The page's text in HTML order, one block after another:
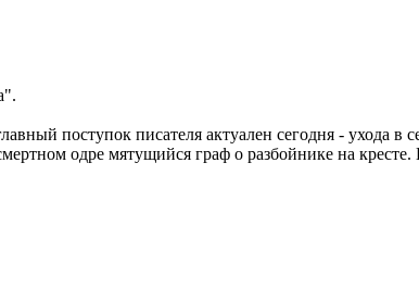
поступок писателя актуален сегодня - ухода
одре мятущийся граф о разбойнике на